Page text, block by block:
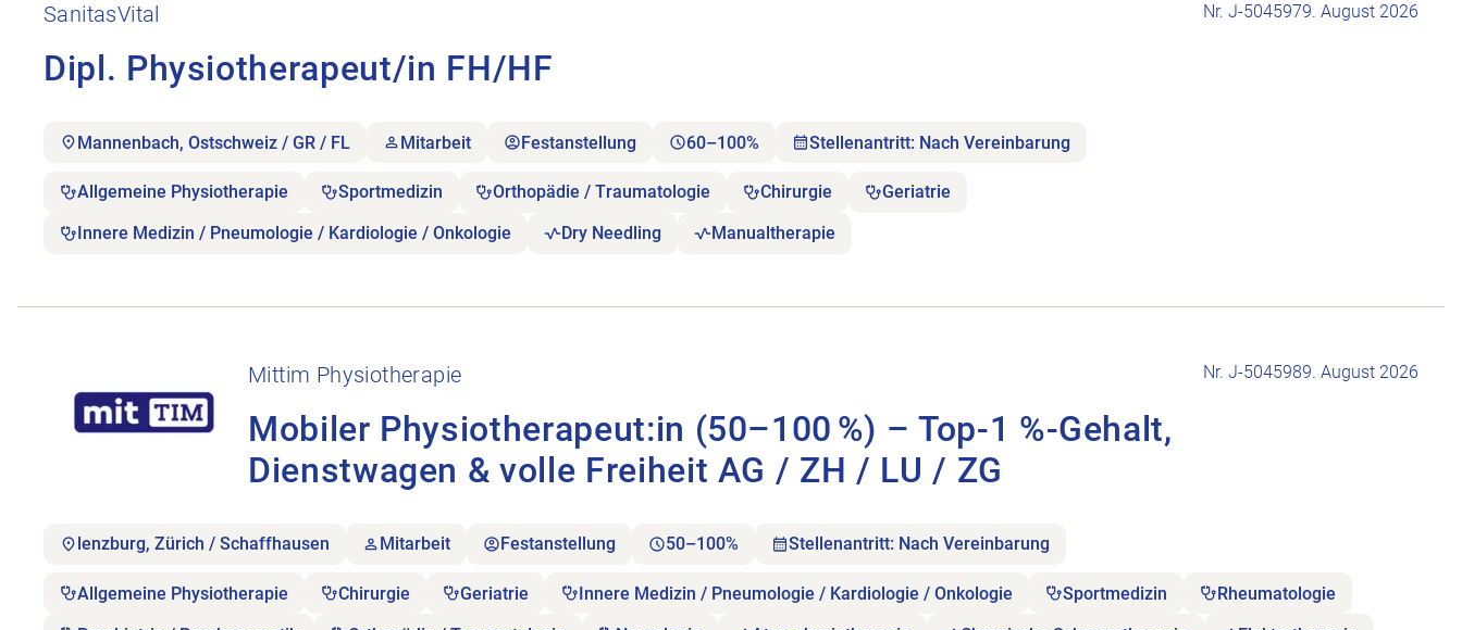
SanitasVital
Dipl. Physiotherapeut/in FH/HF
Nr. J-5045979. August 2026
Mannenbach, Ostschweiz / GR / FL Mitarbeit Festanstellung 60–100% Stellenantritt: Nach Vereinbarung
Allgemeine Physiotherapie Sportmedizin Orthopädie / Traumatologie Chirurgie Geriatrie
Innere Medizin / Pneumologie / Kardiologie / Onkologie Dry Needling Manualtherapie
Mittim Physiotherapie
Mobiler Physiotherapeut:in (50–100 %) – Top-1 %-Gehalt,
Dienstwagen & volle Freiheit AG / ZH / LU / ZG
Nr. J-5045989. August 2026
lenzburg, Zürich / Schaffhausen Mitarbeit Festanstellung 50–100% Stellenantritt: Nach Vereinbarung
Allgemeine Physiotherapie Chirurgie Geriatrie Innere Medizin / Pneumologie / Kardiologie / Onkologie Sportmedizin Rheumatologie